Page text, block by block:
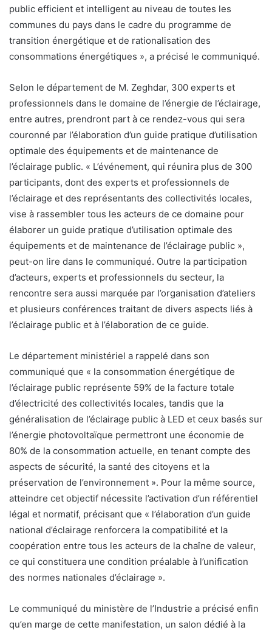
public efficient et intelligent au niveau de toutes les
communes du pays dans le cadre du programme de
transition énergétique et de rationalisation des
consommations énergétiques », a précisé le communiqué.
Selon le département de M. Zeghdar, 300 experts et
professionnels dans le domaine de l’énergie de l’éclairage,
entre autres, prendront part à ce rendez-vous qui sera
couronné par l’élaboration d’un guide pratique d’utilisation
optimale des équipements et de maintenance de
l’éclairage public. « L’événement, qui réunira plus de 300
participants, dont des experts et professionnels de
l’éclairage et des représentants des collectivités locales,
vise à rassembler tous les acteurs de ce domaine pour
élaborer un guide pratique d’utilisation optimale des
équipements et de maintenance de l’éclairage public »,
peut-on lire dans le communiqué. Outre la participation
d’acteurs, experts et professionnels du secteur, la
rencontre sera aussi marquée par l’organisation d’ateliers
et plusieurs conférences traitant de divers aspects liés à
l’éclairage public et à l’élaboration de ce guide.
Le département ministériel a rappelé dans son
communiqué que « la consommation énergétique de
l’éclairage public représente 59% de la facture totale
d’électricité des collectivités locales, tandis que la
généralisation de l’éclairage public à LED et ceux basés sur
l’énergie photovoltaïque permettront une économie de
80% de la consommation actuelle, en tenant compte des
aspects de sécurité, la santé des citoyens et la
préservation de l’environnement ». Pour la même source,
atteindre cet objectif nécessite l’activation d’un référentiel
légal et normatif, précisant que « l’élaboration d’un guide
national d’éclairage renforcera la compatibilité et la
coopération entre tous les acteurs de la chaîne de valeur,
ce qui constituera une condition préalable à l’unification
des normes nationales d’éclairage ».
Le communiqué du ministère de l’Industrie a précisé enfin
qu’en marge de cette manifestation, un salon dédié à la